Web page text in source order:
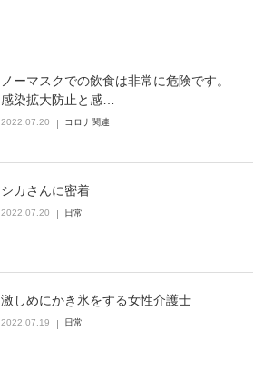
ノーマスクでの飲食は非常に危険です。
感染拡大防止と感…
2022.07.20 コロナ関連
シカさんに密着
2022.07.20 日常
激しめにかき氷をする女性介護士
2022.07.19 日常